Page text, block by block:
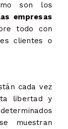
son los
empresas
todo con
clientes o
cada vez
libertad y
muestran